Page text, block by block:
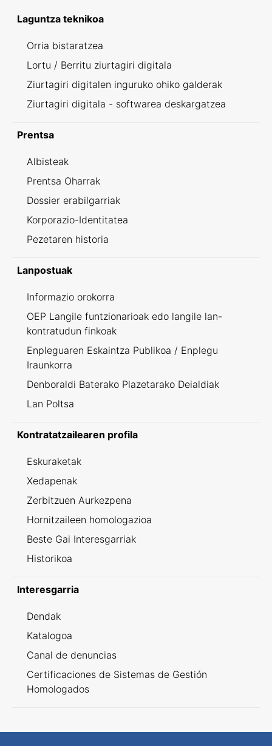
Laguntza teknikoa
Orria bistaratzea
Lortu / Berritu ziurtagiri digitala
Ziurtagiri digitalen inguruko ohiko galderak
Ziurtagiri digitala - softwarea deskargatzea
Prentsa
Albisteak
Prentsa Oharrak
Dossier erabilgarriak
Korporazio-Identitatea
Pezetaren historia
Lanpostuak
Informazio orokorra
OEP Langile funtzionarioak edo langile lan-
kontratudun finkoak
Enpleguaren Eskaintza Publikoa / Enplegu
Iraunkorra
Denboraldi Baterako Plazetarako Deialdiak
Lan Poltsa
Kontratatzailearen profila
Eskuraketak
Xedapenak
Zerbitzuen Aurkezpena
Hornitzaileen homologazioa
Beste Gai Interesgarriak
Historikoa
Interesgarria
Dendak
Katalogoa
Canal de denuncias
Certificaciones de Sistemas de Gestión
Homologados